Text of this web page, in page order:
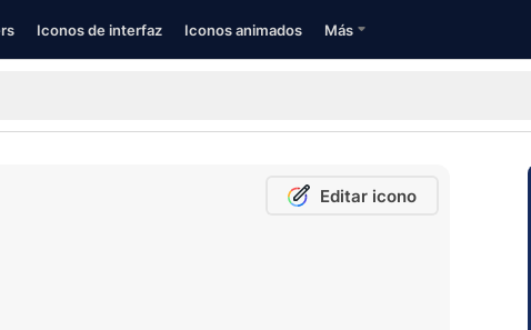
Iconos de interfaz Iconos animados Más
Editar icono